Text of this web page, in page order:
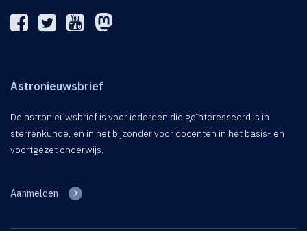
Astronieuwsbrief
De astronieuwsbrief is voor iedereen die geïnteresseerd is in
sterrenkunde, en in het bijzonder voor docenten in het basis- en
voortgezet onderwijs.
Aanmelden